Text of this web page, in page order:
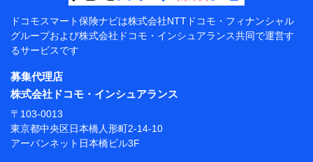
【当該個人データの管理について責任を有する者の名
称・住所・代表者名】
当該個人データを取り扱う各共同利用者（詳細は次のと
東京都千代田区永田町2丁目11番1号 山王パークタワー
株式会社NTTドコモ 代表取締役社長 前田 義晃
東京都中央区日本橋人形町2-14-10 アーバンネット日
本橋ビル 3F
ドコモスマート保険ナビは株式会社NTTドコモ・フィナンシャル
グループおよび株式会社ドコモ・インシュアランス共同で運営す
るサービスです
募集代理店
株式会社ドコモ・インシュアランス
〒103-0013
東京都中央区日本橋人形町2-14-10
アーバンネット日本橋ビル3F